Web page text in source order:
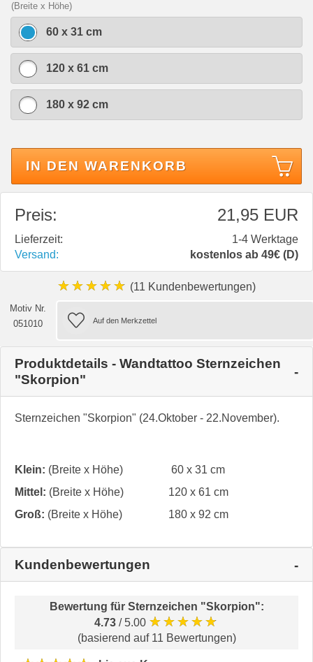
(Breite x Höhe)
60 x 31 cm
120 x 61 cm
180 x 92 cm
IN DEN WARENKORB
Preis: 21,95 EUR
Lieferzeit:
1-4 Werktage
Versand:
kostenlos ab 49€ (D)
★★★★★ (11 Kundenbewertungen)
Motiv Nr.
051010
Produktdetails - Wandtattoo Sternzeichen
"Skorpion"
Sternzeichen "Skorpion" (24.Oktober - 22.November).
Klein: (Breite x Höhe)
60 x 31 cm
Mittel: (Breite x Höhe)
120 x 61 cm
Groß: (Breite x Höhe) 180 x 92 cm
Kundenbewertungen
Bewertung für Sternzeichen "Skorpion":
4.73 / 5.00 ★★★★★
(basierend auf 11 Bewertungen)